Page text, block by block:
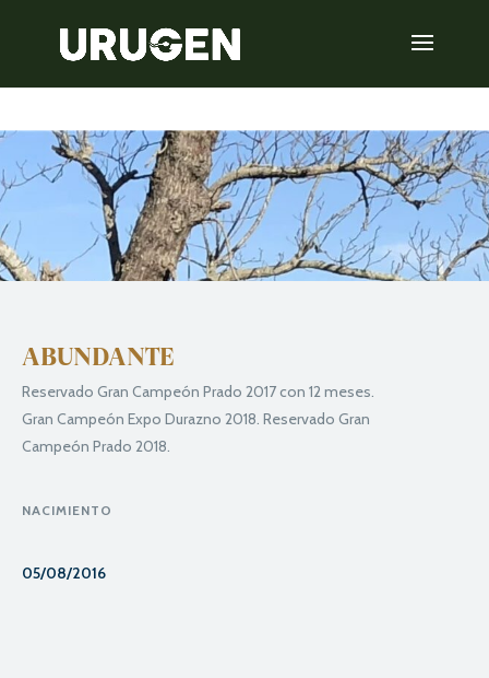
ABUNDANTE
Reservado Gran Campeón Prado 2017 con 12 meses.
Gran Campeón Expo Durazno 2018. Reservado Gran
Campeón Prado 2018.
NACIMIENTO
05/08/2016